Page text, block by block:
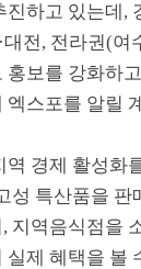
진하고 있는데 ,
·대전, 전라권(여
홍보를 강화하고
엑스포를 알릴
역 경제 활성화
성 특산품을 판
, 지역음식점을
실제 혜택을 볼